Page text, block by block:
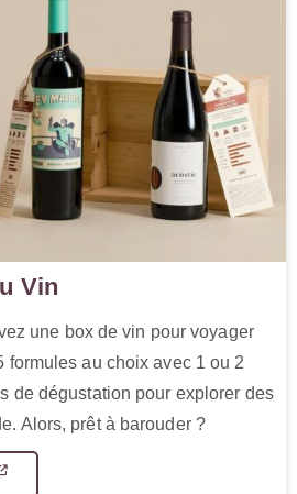
Vin
une box de vin pour voyager
formules au choix avec 1 ou 2
de dégustation pour explorer des
Alors, prêt à barouder ?